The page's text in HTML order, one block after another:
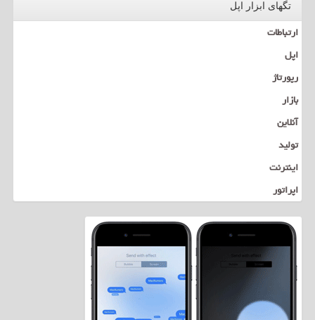
تگهای ابزار اپل
ارتباطات
اپل
رپورتاژ
بازار
آنلاین
تولید
اینترنت
اپراتور